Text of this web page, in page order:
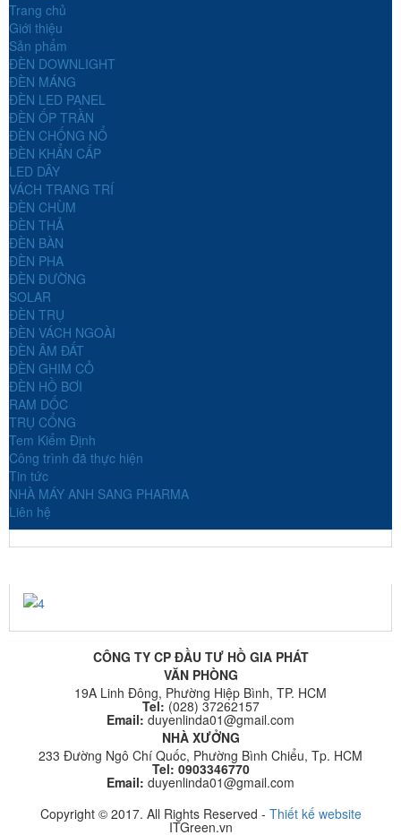
Trang chủ
Giới thiệu
Sản phẩm
ĐÈN DOWNLIGHT
ĐÈN MÁNG
ĐÈN LED PANEL
ĐÈN ỐP TRẦN
ĐÈN CHỐNG NỔ
ĐÈN KHẨN CẤP
LED DÂY
VÁCH TRANG TRÍ
ĐÈN CHÙM
ĐÈN THẢ
ĐÈN BÀN
ĐÈN PHA
ĐÈN ĐƯỜNG
SOLAR
ĐÈN TRỤ
ĐÈN VÁCH NGOÀI
ĐÈN ÂM ĐẤT
ĐÈN GHIM CỎ
ĐÈN HỒ BƠI
RAM DỐC
TRỤ CỔNG
Tem Kiểm Định
Công trình đã thực hiện
Tin tức
NHÀ MÁY ANH SANG PHARMA
Liên hệ
CÔNG TY CP ĐẦU TƯ HỒ GIA PHÁT
VĂN PHÒNG
19A Linh Đông, Phường Hiệp Bình, TP. HCM
Tel: (028) 37262157
Email: duyenlinda01@gmail.com
NHÀ XƯỞNG
233 Đường Ngô Chí Quốc, Phường Bình Chiểu, Tp. HCM
Tel: 0903346770
Email: duyenlinda01@gmail.com
Copyright © 2017. All Rights Reserved - Thiết kế website
ITGreen.vn